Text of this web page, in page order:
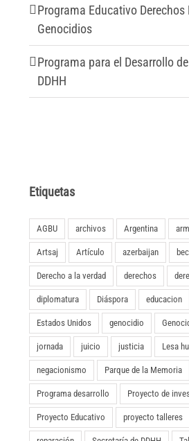
Programa Educativo Derechos
Genocidios
Programa para el Desarrollo
DDHH
Etiquetas
AGBU archivos Argentina
Artsaj Artículo azerbaijan
Derecho a la verdad derechos
diplomatura Diáspora educacion
Estados Unidos genocidio
jornada juicio justicia Lesa
negacionismo Parque de la Memoria
Programa desarrollo Proyecto de
Proyecto Educativo proyecto talleres